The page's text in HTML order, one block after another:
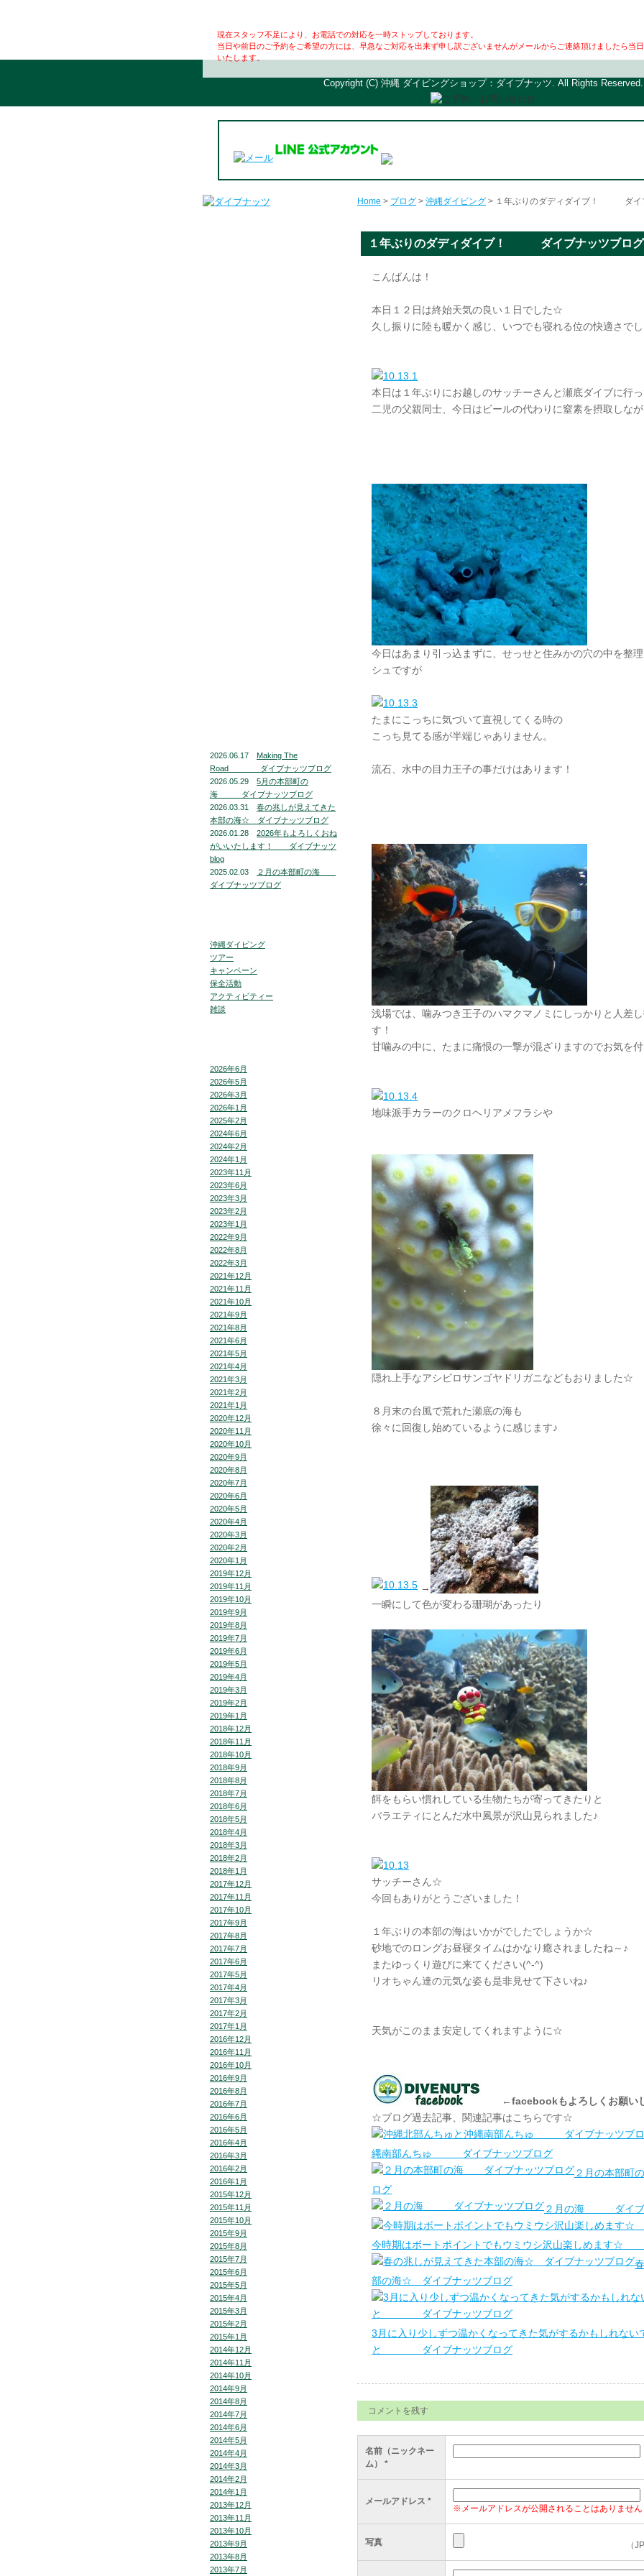
現在スタッフ不足により、お電話での対応を一時ストップしております。
当日や前日のご予約をご希望の方には、早急なご対応を出来ず申し訳ございませんがメールからご連絡頂けましたら当
いたします。
2026.06.17
Making The
Road ダイブナッツブログ
2026.05.29
5月の本部町の
海 ダイブナッツブログ
2026.03.31
春の兆しが見えてきた
本部の海☆ ダイブナッツブログ
2026.01.28
2026年もよろしくおね
がいいたします！ ダイブナッツ
blog
2025.02.03
２月の本部町の海
ダイブナッツブログ
沖縄ダイビング
ツアー
キャンペーン
保全活動
アクティビティー
雑談
2026年6月
2026年5月
2026年3月
2026年1月
2025年2月
2024年6月
2024年2月
2024年1月
2023年11月
2023年6月
2023年3月
2023年2月
2023年1月
2022年9月
2022年8月
2022年3月
2021年12月
2021年11月
2021年10月
2021年9月
2021年8月
2021年6月
2021年5月
2021年4月
2021年3月
2021年2月
2021年1月
2020年12月
2020年11月
2020年10月
2020年9月
2020年8月
2020年7月
2020年6月
2020年5月
2020年4月
2020年3月
2020年2月
2020年1月
2019年12月
2019年11月
2019年10月
2019年9月
2019年8月
2019年7月
2019年6月
2019年5月
2019年4月
2019年3月
2019年2月
2019年1月
2018年12月
2018年11月
2018年10月
2018年9月
2018年8月
2018年7月
2018年6月
2018年5月
2018年4月
2018年3月
2018年2月
2018年1月
2017年12月
2017年11月
2017年10月
2017年9月
2017年8月
2017年7月
2017年6月
2017年5月
2017年4月
2017年3月
2017年2月
2017年1月
2016年12月
2016年11月
2016年10月
2016年9月
2016年8月
2016年7月
2016年6月
2016年5月
2016年4月
2016年3月
2016年2月
2016年1月
2015年12月
2015年11月
2015年10月
2015年9月
2015年8月
2015年7月
2015年6月
2015年5月
2015年4月
2015年3月
2015年2月
2015年1月
2014年12月
2014年11月
2014年10月
2014年9月
2014年8月
2014年7月
2014年6月
2014年5月
2014年4月
2014年3月
2014年2月
2014年1月
2013年12月
2013年11月
2013年10月
2013年9月
2013年8月
2013年7月
Home > ブログ > 沖縄ダイビング > １年ぶりのダディダイブ！ ダイ
１年ぶりのダディダイブ！ ダイブナッツブログ
こんばんは！
本日１２日は終始天気の良い１日でした☆
久し振りに陸も暖かく感じ、いつでも寝れる位の快適さでし
本日は１年ぶりにお越しのサッチーさんと瀬底ダイブに行
二児の父親同士、今日はビールの代わりに窒素を摂取しな
今日はあまり引っ込まずに、せっせと住みかの穴の中を整
シュですが
たまにこっちに気づいて直視してくる時の
こっち見てる感が半端じゃありません。
流石、水中の目力王子の事だけはあります！
浅場では、噛みつき王子のハマクマノミにしっかりと人差
す！
甘噛みの中に、たまに痛恨の一撃が混ざりますのでお気を付
地味派手カラーのクロヘリアメフラシや
隠れ上手なアシビロサンゴヤドリガニなどもおりました☆
８月末の台風で荒れた瀬底の海も
徐々に回復し始めているように感じます♪
→
一瞬にして色が変わる珊瑚があったり
餌をもらい慣れしている生物たちが寄ってきたりと
バラエティにとんだ水中風景が沢山見られました♪
サッチーさん☆
今回もありがとうございました！
１年ぶりの本部の海はいかがでしたでしょうか☆
砂地でのロングお昼寝タイムはかなり癒されましたね～♪
またゆっくり遊びに来てください(^-^)
リオちゃん達の元気な姿も是非見せて下さいね♪
天気がこのまま安定してくれますように☆
←facebookもよろしくお願い
☆ブログ過去記事、関連記事はこちらです☆
縄南部んちゅ ダイブナッツブログ
２月の本部
ログ
２月の海 ダイブ
今時期はボートポイントでもウミウシ沢山楽しめます☆
部の海☆ ダイブナッツブログ
3月に入り少しずつ温かくなってきた気がするかもしれない
と ダイブナッツブログ
コメントを残す
名前（ニックネー
ム）
*
メールアドレス *
※メールアドレスが公開されることはありません
写真 （
Copyright (C) 沖縄 ダイビングショップ：ダイブナッツ. All Rights Reserved.